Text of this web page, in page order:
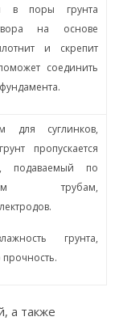
в поры грунта
на основе
и скрепит
соединить
для суглинков,
пропускается
подаваемый по
трубам,
грунта,
прочность.
а также